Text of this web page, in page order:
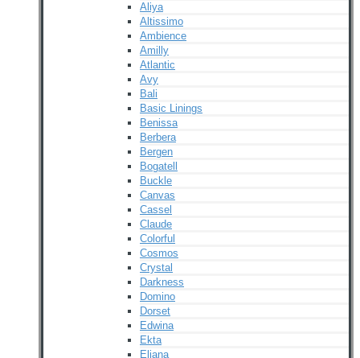
Aliya
Altissimo
Ambience
Amilly
Atlantic
Avy
Bali
Basic Linings
Benissa
Berbera
Bergen
Bogatell
Buckle
Canvas
Cassel
Claude
Colorful
Cosmos
Crystal
Darkness
Domino
Dorset
Edwina
Ekta
Eliana